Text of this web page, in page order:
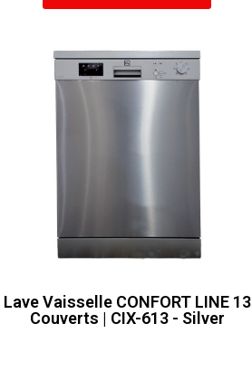
Lave Vaisselle CONFORT LINE 13
Couverts | CIX-613 - Silver